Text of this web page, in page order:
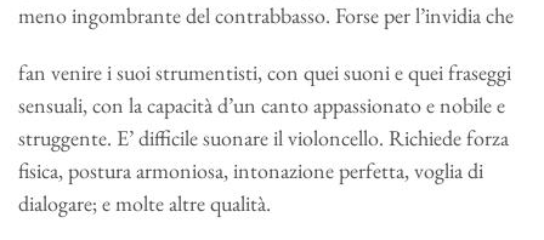
meno ingombrante del contrabbasso. Forse per l’invidia che
fan venire i suoi strumentisti, con quei suoni e quei fraseggi
sensuali, con la capacità d’un canto appassionato e nobile e
struggente. E’ difficile suonare il violoncello. Richiede forza
fisica, postura armoniosa, intonazione perfetta, voglia di
dialogare; e molte altre qualità.